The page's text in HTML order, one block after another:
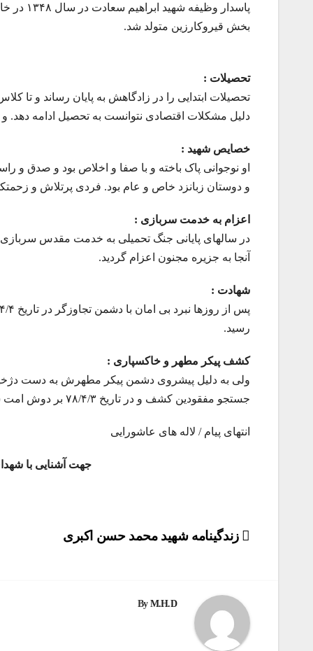
پاسدار
بخش قیروکارزین متولد شد.
تحصیلات :
تحصیلات ابتدایی را در زادگاهش به پایان رساند و تا
دلیل مشکلات اقتصادی نتوانست به تحصیل ادامه دهد.
خصایص شهید :
او نوجوانی پاک باخته و با صفا و اخلاص بود و صدق و
و دوستان زبانزد خاص و عام بود. فردی پرتلاش و
اعزام به خدمت سربازی :
در سالهای پایانی جنگ تحمیلی به خدمت مقدس
آنجا به جزیره مجنون اعزام گردید.
شهادت :
رسید.
کشف پیکر مطهر و خاکسپاری :
ولی به دلیل پیشروی دشمن پیکر مطهرش به دست
جستجو مفقودین کشف و در تاریخ ۷۸/۴/۳ بر دوش امت شهید پرور تشییع و در زادگاهش شهرک امام خمینی به خاک سپرده شد.
انتهای پیام / لاله های عاشورایی
جهت آشنایی با
راهبری
زندگینامه شهید محمد حسن اکبری
By M.H.D